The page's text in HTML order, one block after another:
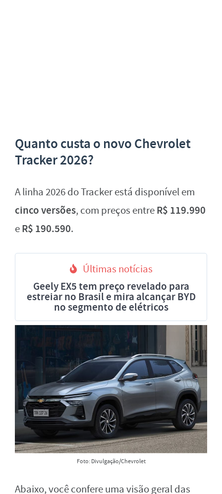
Quanto custa o novo Chevrolet
Tracker 2026?
A linha 2026 do Tracker está disponível em
cinco versões, com preços entreR$ 119.990
eR$ 190.590.
Últimas notícias
Geely EX5 tem preço revelado para
estreiar no Brasil e mira alcançar BYD
no segmento de elétricos
Foto: Divulgação/Chevrolet
Abaixo, você confere uma visão geral das